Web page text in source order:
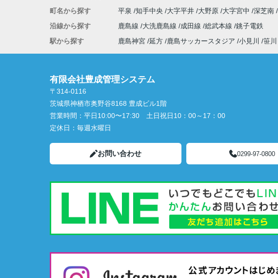
町名から探す
平泉 知手中央 大字平井 大野原 大字宮中 深芝南
沿線から探す
鹿島線 大洗鹿島線 成田線 総武本線 銚子電鉄
駅から探す
鹿島神宮 延方 鹿島サッカースタジア 小見川 笹川
有限会社豊成管理システム
〒314-0116
茨城県神栖市奥野谷8168 豊成ビル1階
営業時間： 平日10:00〜17:30 土日祝日10：00～17：00
定休日： 毎週水曜日
お問い合わせ 0299-97-0800